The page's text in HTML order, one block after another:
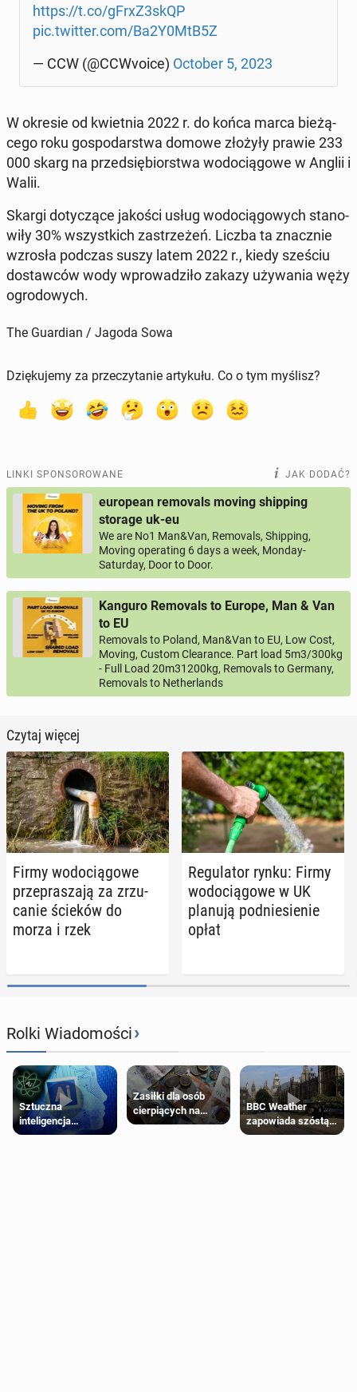
https://t.co/gFrxZ3skQP
pic.twitter.com/Ba2Y0MtB5Z
— CCW (@CCWvo­ice) October 5, 2023
W okresie od kwiet­nia 2022 r. do końca marca bie­żą­
ce­go roku go­spo­dar­stwa domowe złożyły prawie 233
000 skarg na przed­się­bior­stwa wo­do­cią­go­we w Anglii i
Walii.
Skargi do­ty­czą­ce jakości usług wo­do­cią­go­wych sta­no­
wi­ły 30% wszyst­kich za­strze­żeń. Liczba ta znacz­nie
wzrosła podczas suszy latem 2022 r., kiedy sześciu
do­staw­ców wody wpro­wa­dzi­ło zakazy uży­wa­nia węży
ogro­do­wych.
The Guardian / Jagoda Sowa
Dziękujemy za przeczytanie artykułu. Co o tym myślisz?
LINKI SPONSOROWANE JAK DODAĆ?
european removals moving shipping
storage uk-eu
We are No1 Man&Van, Removals, Shipping,
Moving operating 6 days a week, Monday-
Saturday, Door to Door.
Kanguro Removals to Europe, Man & Van
to EU
Removals to Poland, Man&Van to EU, Low Cost,
Moving, Custom Clearance. Part load 5m3/300kg
- Full Load 20m31200kg, Removals to Germany,
Removals to Netherlands
Czytaj więcej
Firmy wo­do­cią­go­we
prze­pra­sza­ją za zrzu­
ca­nie ścieków do
morza i rzek
Re­gu­la­tor rynku: Firmy
wo­do­cią­go­we w UK
planują pod­nie­sie­nie
opłat
Rolki Wiadomości›
Sztuczna
inteligencja
próbowała oszukać
Zasiłki dla osób
cierpiących na
schorzenia
BBC Weather
zapowiada szóstą
falę upałów w